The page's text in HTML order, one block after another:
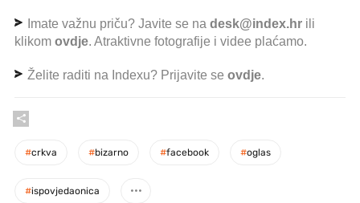
Imate važnu priču? Javite se na desk@index.hr ili
klikom ovdje. Atraktivne fotografije i videe plaćamo.
Želite raditi na Indexu? Prijavite se ovdje.
#crkva #bizarno #facebook #oglas
#ispovjedaonica